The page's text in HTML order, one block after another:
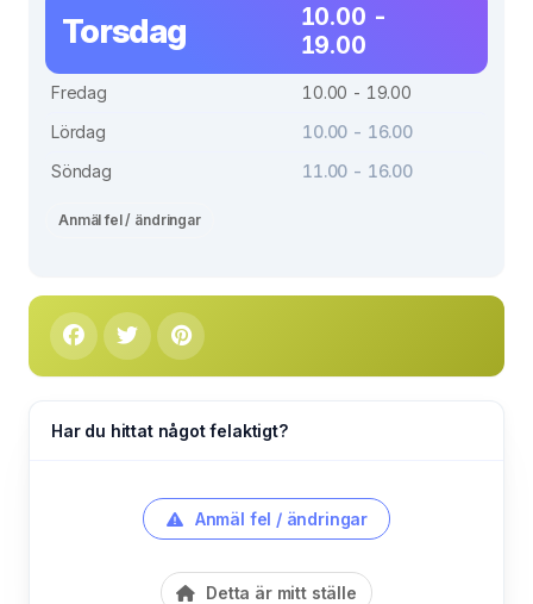
Torsdag
10.00 -
19.00
Fredag
10.00 - 19.00
Lördag
10.00 - 16.00
Söndag
11.00 - 16.00
Anmäl fel / ändringar
Har du hittat något felaktigt?
Anmäl fel / ändringar
Detta är mitt ställe